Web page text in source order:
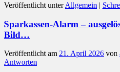
Veröffentlicht unter Allgemein |
Sparkassen-Alarm –
Bild…
Veröffentlicht am 21. April 2026 von
Antworten